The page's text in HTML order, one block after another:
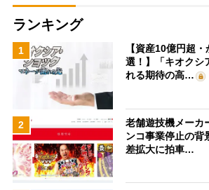
ランキング
1
【資産10億円超
選！】「キオクシ
れる期待の高…
2
老舗遊技機メーカ
ンコ事業停止の
差拡大に拍車…